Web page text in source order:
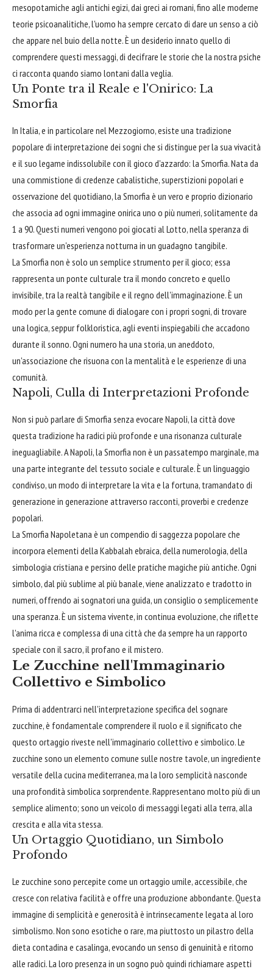
mesopotamiche agli antichi egizi, dai greci ai romani, fino alle moderne
teorie psicoanalitiche, l'uomo ha sempre cercato di dare un senso a ciò
che appare nel buio della notte. È un desiderio innato quello di
comprendere questi messaggi, di decifrare le storie che la nostra psiche
ci racconta quando siamo lontani dalla veglia.
Un Ponte tra il Reale e l'Onirico: La
Smorfia
In Italia, e in particolare nel Mezzogiorno, esiste una tradizione
popolare di interpretazione dei sogni che si distingue per la sua vivacità
e il suo legame indissolubile con il gioco d'azzardo: la Smorfia. Nata da
una commistione di credenze cabalistiche, superstizioni popolari e
osservazione del quotidiano, la Smorfia è un vero e proprio dizionario
che associa ad ogni immagine onirica uno o più numeri, solitamente da
1 a 90. Questi numeri vengono poi giocati al Lotto, nella speranza di
trasformare un'esperienza notturna in un guadagno tangibile.
La Smorfia non è solo un semplice strumento per il gioco; essa
rappresenta un ponte culturale tra il mondo concreto e quello
invisibile, tra la realtà tangibile e il regno dell'immaginazione. È un
modo per la gente comune di dialogare con i propri sogni, di trovare
una logica, seppur folkloristica, agli eventi inspiegabili che accadono
durante il sonno. Ogni numero ha una storia, un aneddoto,
un'associazione che risuona con la mentalità e le esperienze di una
comunità.
Napoli, Culla di Interpretazioni Profonde
Non si può parlare di Smorfia senza evocare Napoli, la città dove
questa tradizione ha radici più profonde e una risonanza culturale
ineguagliabile. A Napoli, la Smorfia non è un passatempo marginale, ma
una parte integrante del tessuto sociale e culturale. È un linguaggio
condiviso, un modo di interpretare la vita e la fortuna, tramandato di
generazione in generazione attraverso racconti, proverbi e credenze
popolari.
La Smorfia Napoletana è un compendio di saggezza popolare che
incorpora elementi della Kabbalah ebraica, della numerologia, della
simbologia cristiana e persino delle pratiche magiche più antiche. Ogni
simbolo, dal più sublime al più banale, viene analizzato e tradotto in
numeri, offrendo ai sognatori una guida, un consiglio o semplicemente
una speranza. È un sistema vivente, in continua evoluzione, che riflette
l'anima ricca e complessa di una città che da sempre ha un rapporto
speciale con il sacro, il profano e il mistero.
Le Zucchine nell'Immaginario
Collettivo e Simbolico
Prima di addentrarci nell'interpretazione specifica del sognare
zucchine, è fondamentale comprendere il ruolo e il significato che
questo ortaggio riveste nell'immaginario collettivo e simbolico. Le
zucchine sono un elemento comune sulle nostre tavole, un ingrediente
versatile della cucina mediterranea, ma la loro semplicità nasconde
una profondità simbolica sorprendente. Rappresentano molto più di un
semplice alimento; sono un veicolo di messaggi legati alla terra, alla
crescita e alla vita stessa.
Un Ortaggio Quotidiano, un Simbolo
Profondo
Le zucchine sono percepite come un ortaggio umile, accessibile, che
cresce con relativa facilità e offre una produzione abbondante. Questa
immagine di semplicità e generosità è intrinsecamente legata al loro
simbolismo. Non sono esotiche o rare, ma piuttosto un pilastro della
dieta contadina e casalinga, evocando un senso di genuinità e ritorno
alle radici. La loro presenza in un sogno può quindi richiamare aspetti